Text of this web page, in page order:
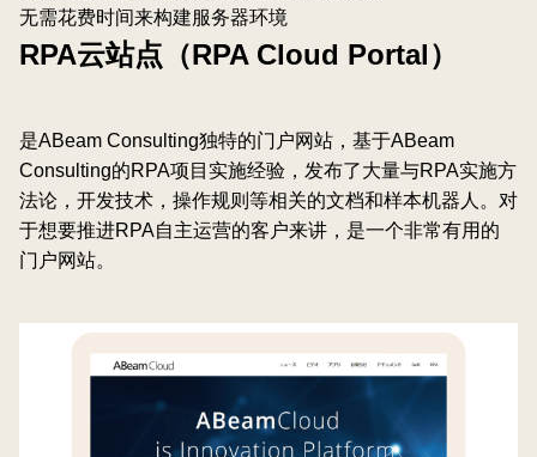
无需花费时间来构建服务器环境
RPA云站点（RPA Cloud Portal）
是ABeam Consulting独特的门户网站，基于ABeam
Consulting的RPA项目实施经验，发布了大量与RPA实施方
法论，开发技术，操作规则等相关的文档和样本机器人。对
于想要推进RPA自主运营的客户来讲，是一个非常有用的
门户网站。